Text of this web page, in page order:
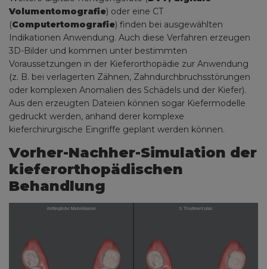
Volumentomografie) oder eine CT
(Computertomografie) finden bei ausgewählten
Indikationen Anwendung. Auch diese Verfahren erzeugen
3D-Bilder und kommen unter bestimmten
Voraussetzungen in der Kieferorthopädie zur Anwendung
(z. B. bei verlagerten Zähnen, Zahndurchbruchsstörungen
oder komplexen Anomalien des Schädels und der Kiefer).
Aus den erzeugten Dateien können sogar Kiefermodelle
gedruckt werden, anhand derer komplexe
kieferchirurgische Eingriffe geplant werden können.
Vorher-Nachher-Simulation der
kieferorthopädischen
Behandlung